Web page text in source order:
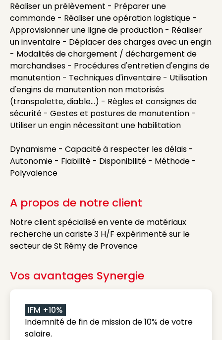
Réaliser un prélèvement - Préparer une
commande - Réaliser une opération logistique -
Approvisionner une ligne de production - Réaliser
un inventaire - Déplacer des charges avec un engin
- Modalités de chargement / déchargement de
marchandises - Procédures d'entretien d'engins de
manutention - Techniques d'inventaire - Utilisation
d'engins de manutention non motorisés
(transpalette, diable...) - Règles et consignes de
sécurité - Gestes et postures de manutention -
Utiliser un engin nécessitant une habilitation
Dynamisme - Capacité à respecter les délais -
Autonomie - Fiabilité - Disponibilité - Méthode -
Polyvalence
A propos de notre client
Notre client spécialisé en vente de matériaux
recherche un cariste 3 H/F expérimenté sur le
secteur de St Rémy de Provence
Vos avantages Synergie
IFM +10%
Indemnité de fin de mission de 10% de votre
salaire.